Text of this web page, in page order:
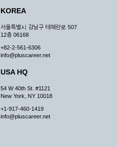
KOREA
서울특별시 강남구 테헤란로 507
12층 06168
+82-2-561-6306
info@pluscareer.net
USA HQ
54 W 40th St. #1121
New York, NY 10018
+1-917-460-1419
info@pluscareer.net